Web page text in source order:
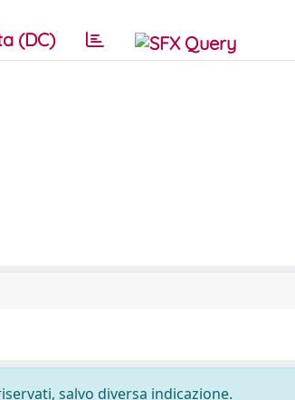
(DC)
salvo diversa indicazione.